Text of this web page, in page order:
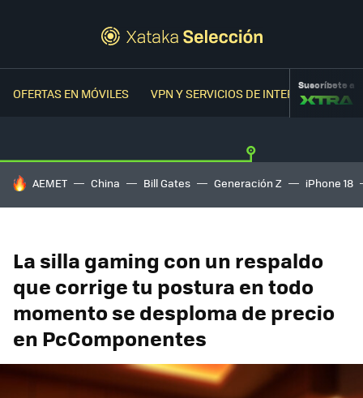
OFERTAS EN MÓVILES VPN Y SERVICIOS DE INTERNETSuscríbete a
HOY SE HABLA DE
AEMET China Bill Gates Generación Z iPhone 18
La silla gaming con un respaldo
que corrige tu postura en todo
momento se desploma de precio
en PcComponentes